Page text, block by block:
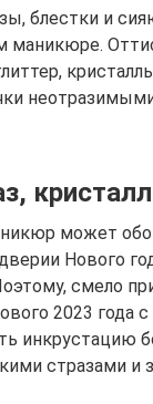
блестки и
маникюре.
может
Нового
смело
2023 года
инкрустацию
стразами и